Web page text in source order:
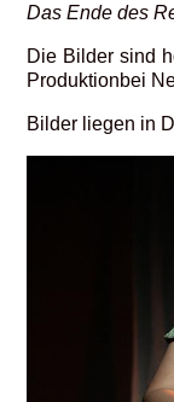
Das Ende des
Die Bilder sind
Produktionbei
Bilder liegen in